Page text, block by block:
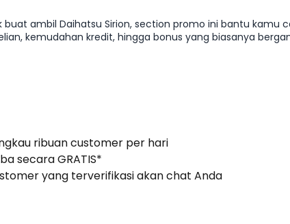
ambil Daihatsu Sirion, section promo ini bantu kamu
kemudahan kredit, hingga bonus yang biasanya
ribuan customer per hari
secara GRATIS*
yang terverifikasi akan chat Anda